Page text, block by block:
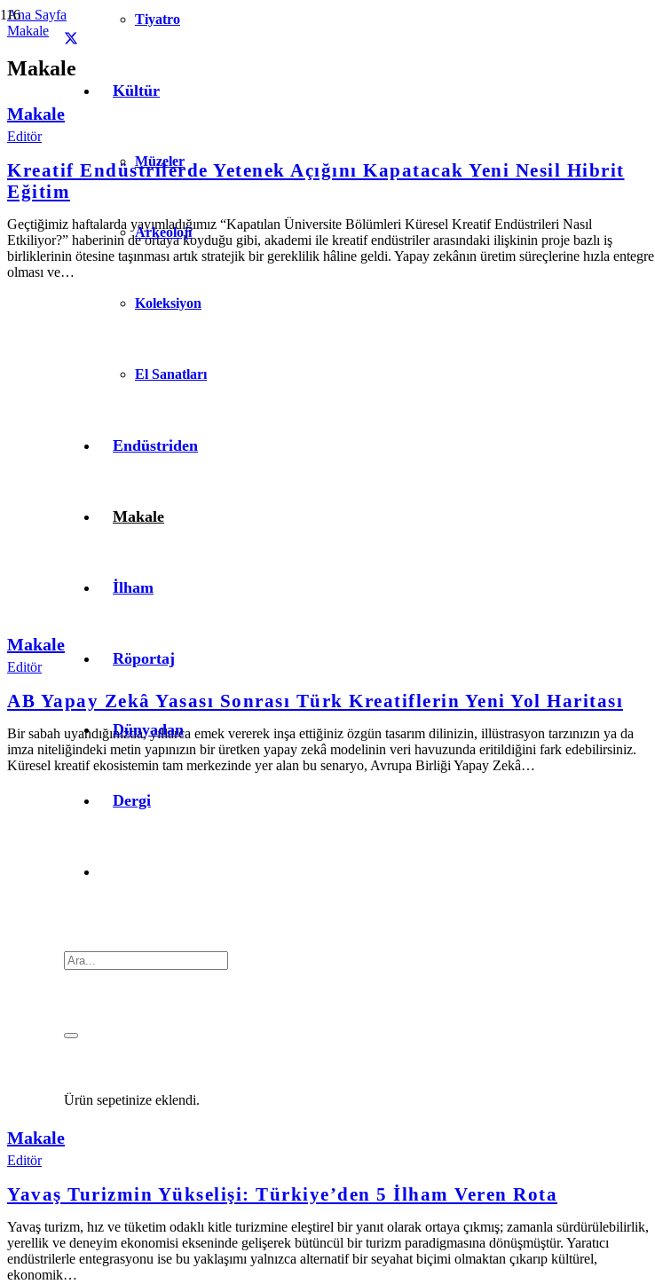
Tiyatro
Kültür
Müzeler
Arkeoloji
Koleksiyon
El Sanatları
Endüstriden
Makale
İlham
Röportaj
Dünyadan
Dergi
Ürün sepetinize eklendi.
Ana Sayfa
Makale
Makale
Makale
Editör
Kreatif Endüstrilerde Yetenek Açığını Kapatacak Yeni Nesil Hibrit
Eğitim
Geçtiğimiz haftalarda yayımladığımız “Kapatılan Üniversite Bölümleri Küresel Kreatif Endüstrileri Nasıl
Etkiliyor?” haberinin de ortaya koyduğu gibi, akademi ile kreatif endüstriler arasındaki ilişkinin proje bazlı iş
birliklerinin ötesine taşınması artık stratejik bir gereklilik hâline geldi. Yapay zekânın üretim süreçlerine hızla entegre
olması ve…
Makale
Editör
AB Yapay Zekâ Yasası Sonrası Türk Kreatiflerin Yeni Yol Haritası
Bir sabah uyandığınızda, yıllarca emek vererek inşa ettiğiniz özgün tasarım dilinizin, illüstrasyon tarzınızın ya da
imza niteliğindeki metin yapınızın bir üretken yapay zekâ modelinin veri havuzunda eritildiğini fark edebilirsiniz.
Küresel kreatif ekosistemin tam merkezinde yer alan bu senaryo, Avrupa Birliği Yapay Zekâ…
Makale
Editör
Yavaş Turizmin Yükselişi: Türkiye’den 5 İlham Veren Rota
Yavaş turizm, hız ve tüketim odaklı kitle turizmine eleştirel bir yanıt olarak ortaya çıkmış; zamanla sürdürülebilirlik,
yerellik ve deneyim ekonomisi ekseninde gelişerek bütüncül bir turizm paradigmasına dönüşmüştür. Yaratıcı
endüstrilerle entegrasyonu ise bu yaklaşımı yalnızca alternatif bir seyahat biçimi olmaktan çıkarıp kültürel,
ekonomik…